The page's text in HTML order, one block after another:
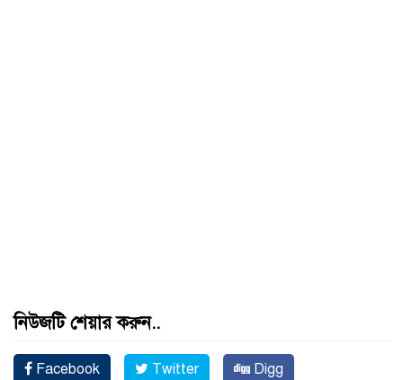
নিউজটি শেয়ার করুন..
Facebook Twitter Digg